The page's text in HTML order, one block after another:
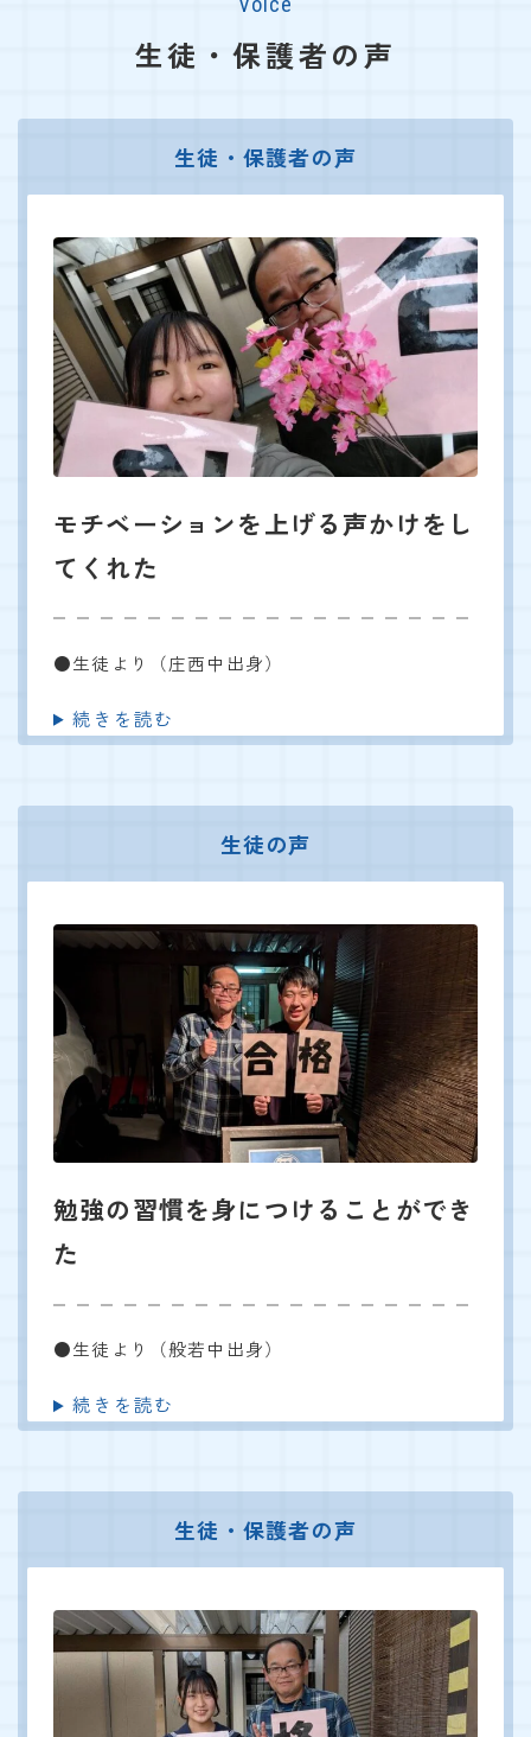
生徒・保護者の声
生徒・保護者の声
モチベーションを上げる声かけをし
てくれた
●生徒より（庄西中出身）
続きを読む
生徒の声
勉強の習慣を身につけることができ
た
●生徒より（般若中出身）
続きを読む
生徒・保護者の声